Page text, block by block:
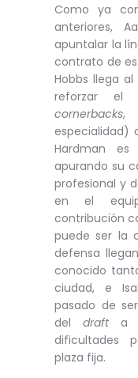
Como ya
anteriores,
apuntalar la
contrato de
Hobbs llega
reforzar el
cornerbacks,
especialidad)
Hardman
apurando su
profesional y
en el
contribución
puede ser la
defensa
conocido
ciudad, e
pasado de
del draft a
dificultades
plaza fija.